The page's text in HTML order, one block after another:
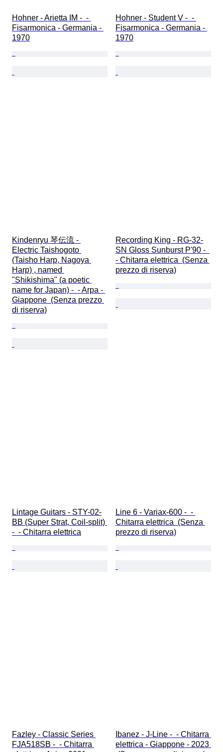
Hohner - Arietta IM -  -
Fisarmonica - Germania -
1970
Hohner - Student V -  -
Fisarmonica - Germania -
1970
Kindenryu 琴伝流 -
Electric Taishogoto
(Taisho Harp, Nagoya
Harp) , named
"Shikishima" (a poetic
name for Japan) -  - Arpa -
Giappone  (Senza prezzo
di riserva)
Recording King - RG-32-
SN Gloss Sunburst P'90 -
- Chitarra elettrica  (Senza
prezzo di riserva)
Lintage Guitars - STY-02-
BB (Super Strat, Coil-split)
-  - Chitarra elettrica
Line 6 - Variax-600 -  -
Chitarra elettrica  (Senza
prezzo di riserva)
Fazley - Classic Series
FJA518SB -  - Chitarra
Ibanez - J-Line -  - Chitarra
elettrica - Giappone - 2023